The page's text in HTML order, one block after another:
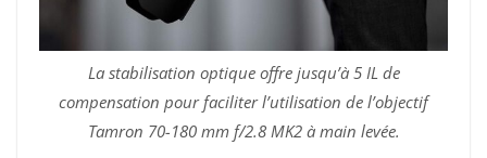
La stabilisation optique offre jusqu’à 5 IL de
compensation pour faciliter l’utilisation de l’objectif
Tamron 70-180 mm f/2.8 MK2 à main levée.